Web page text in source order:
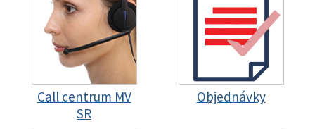
Call centrum MV
SR
Objednávky